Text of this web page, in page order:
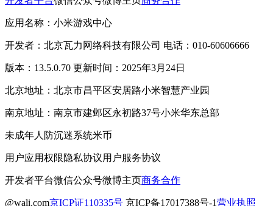
应用名称：小米游戏中心
开发者：北京瓦力网络科技有限公司 电话：010-60606666
版本：13.5.0.70 更新时间：2025年3月24日
北京地址：北京市昌平区安居路小米智慧产业园
南京地址：南京市建邺区永初路37号小米华东总部
未成年人防沉迷系统米币
用户应用权限隐私协议用户服务协议
开发者平台微信公众号微博主页商务合作
@wali.com京ICP证110335号 京ICP备17017388号-1营业执照